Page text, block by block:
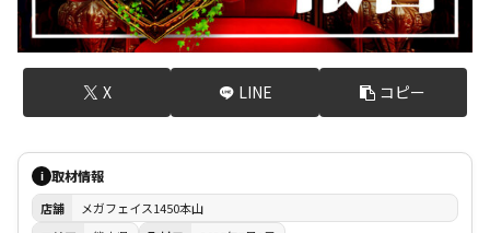
X LINE コピー
i 取材情報
店舗
メガフェイス1450本山